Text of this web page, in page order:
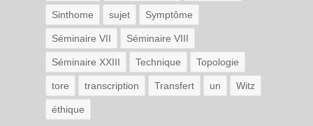
Sinthome sujet Symptôme
Séminaire VII Séminaire VIII
Séminaire XXIII Technique Topologie
tore transcription Transfert un Witz
éthique